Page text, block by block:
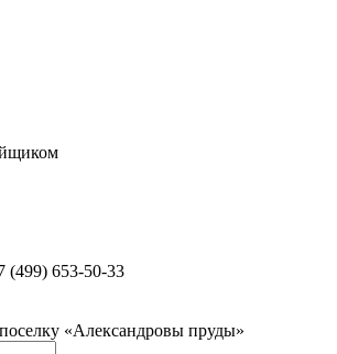
(499) 653-50-33
«Александровы пруды»